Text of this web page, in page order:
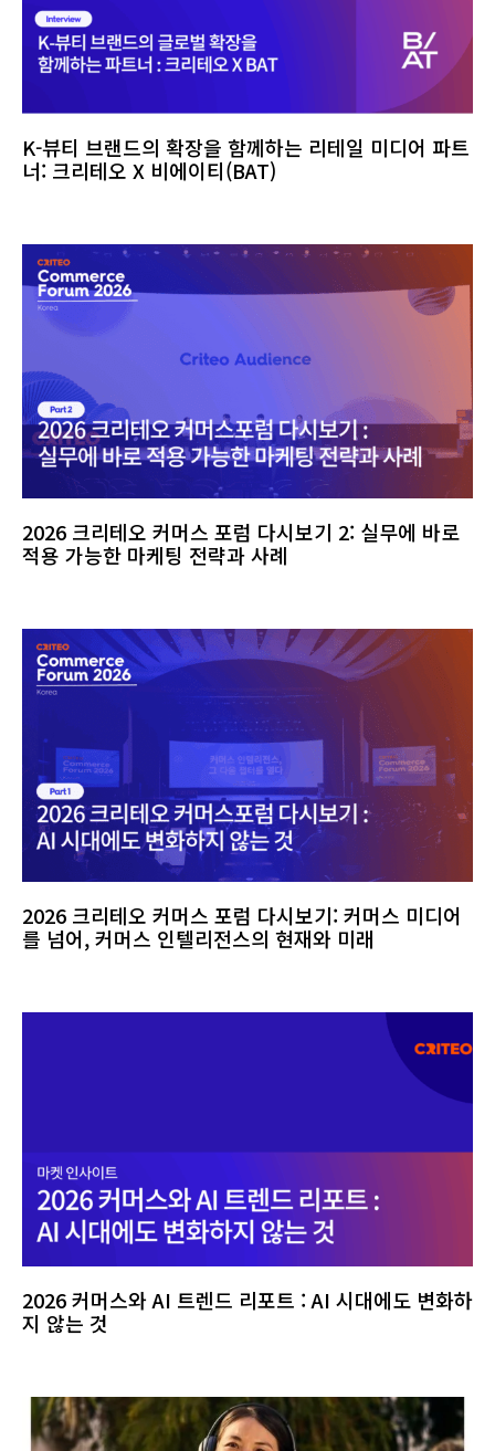
K-뷰티 브랜드의 확장을 함께하는 리테일 미디어 파트
너: 크리테오 X 비에이티(BAT)
2026 크리테오 커머스 포럼 다시보기 2: 실무에 바로
적용 가능한 마케팅 전략과 사례
2026 크리테오 커머스 포럼 다시보기: 커머스 미디어
를 넘어, 커머스 인텔리전스의 현재와 미래
2026 커머스와 AI 트렌드 리포트 : AI 시대에도 변화하
지 않는 것